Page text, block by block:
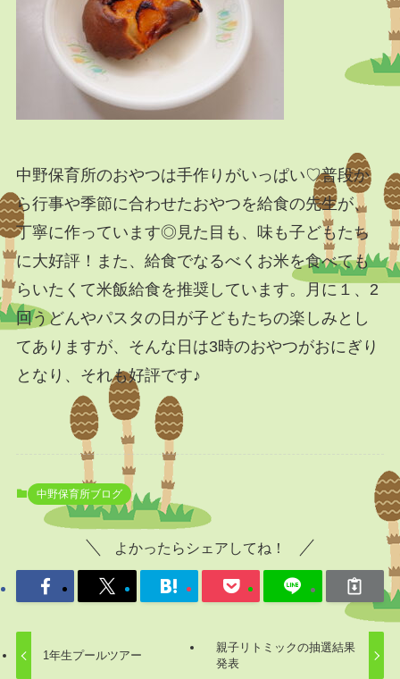
中野保育所のおやつは手作りがいっぱい♡普段か
ら行事や季節に合わせたおやつを給食の先生が、
丁寧に作っています◎見た目も、味も子どもたち
に大好評！また、給食でなるべくお米を食べても
らいたくて米飯給食を推奨しています。月に１、2
回うどんやパスタの日が子どもたちの楽しみとし
てありますが、そんな日は3時のおやつがおにぎり
となり、それも好評です♪
中野保育所ブログ
よかったらシェアしてね！
1年生プールツアー
親子リトミックの抽選結果
発表